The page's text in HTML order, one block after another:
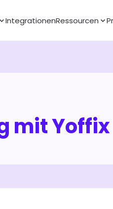
IntegrationenRessourcen
mit Yoffix